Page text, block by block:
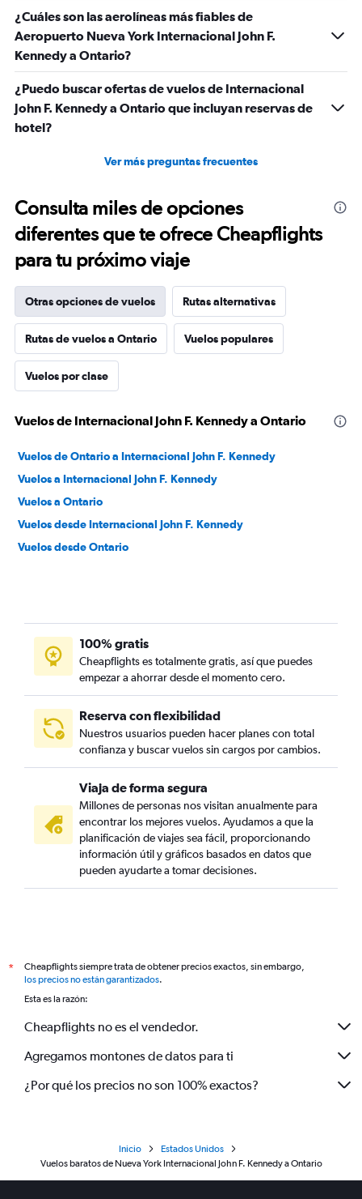
¿Cuáles son las aerolíneas más fiables de
Aeropuerto Nueva York Internacional John F.
Kennedy a Ontario?
¿Puedo buscar ofertas de vuelos de Internacional
John F. Kennedy a Ontario que incluyan reservas de
hotel?
Ver más preguntas frecuentes
Consulta miles de opciones
diferentes que te ofrece Cheapflights
para tu próximo viaje
Otras opciones de vuelos Rutas alternativas
Rutas de vuelos a Ontario Vuelos populares
Vuelos por clase
Vuelos de Internacional John F. Kennedy a Ontario
Vuelos de Ontario a Internacional John F. Kennedy
Vuelos a Internacional John F. Kennedy
Vuelos a Ontario
Vuelos desde Internacional John F. Kennedy
Vuelos desde Ontario
100% gratis
Cheapflights es totalmente gratis, así que puedes
empezar a ahorrar desde el momento cero.
Reserva con flexibilidad
Nuestros usuarios pueden hacer planes con total
confianza y buscar vuelos sin cargos por cambios.
Viaja de forma segura
Millones de personas nos visitan anualmente para
encontrar los mejores vuelos. Ayudamos a que la
planificación de viajes sea fácil, proporcionando
información útil y gráficos basados en datos que
pueden ayudarte a tomar decisiones.
*
Cheapflights siempre trata de obtener precios exactos, sin embargo,
los precios no están garantizados.
Esta es la razón:
Cheapflights no es el vendedor.
Agregamos montones de datos para ti
¿Por qué los precios no son 100% exactos?
Inicio
Estados Unidos
Vuelos baratos de Nueva York Internacional John F. Kennedy a Ontario